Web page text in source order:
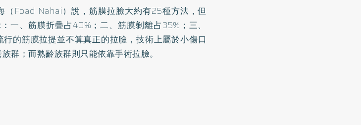
（Foad Nahai）說，筋膜拉臉大約有25種方法，但
一、筋膜折疊占40%；二、筋膜剝離占35%；三、
的筋膜拉提並不算真正的拉臉，技術上屬於小傷口
群；而熟齡族群則只能依靠手術拉臉。